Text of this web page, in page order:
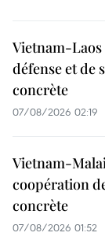
Vietnam-
défense et de
concrète
07/08/2026 02:19
Vietnam-
coopération
concrète
07/08/2026 01:52